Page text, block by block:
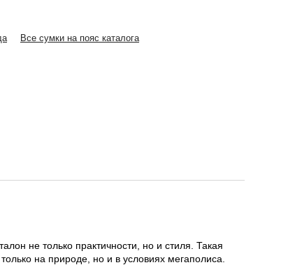
Все сумки на пояс каталога
не только практичности, но и стиля. Такая
на природе, но и в условиях мегаполиса.